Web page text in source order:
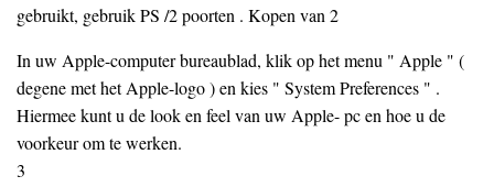
gebruikt, gebruik PS /2 poorten . Kopen van 2
In uw Apple-computer bureaublad, klik op het menu " Apple " (
degene met het Apple-logo ) en kies " System Preferences " .
Hiermee kunt u de look en feel van uw Apple- pc en hoe u de
voorkeur om te werken.
3